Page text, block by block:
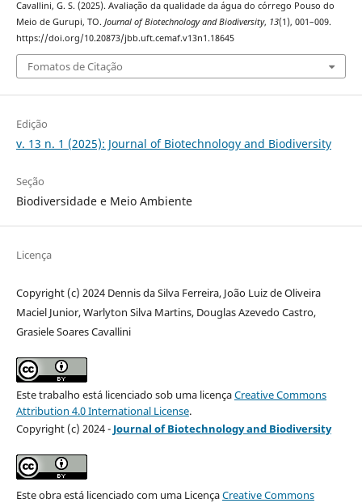
Cavallini, G. S. (2025). Avaliação da qualidade da água do córrego Pouso do
Meio de Gurupi, TO. Journal of Biotechnology and Biodiversity, 13(1), 001–009.
https://doi.org/10.20873/jbb.uft.cemaf.v13n1.18645
Fomatos de Citação
Edição
v. 13 n. 1 (2025): Journal of Biotechnology and Biodiversity
Seção
Biodiversidade e Meio Ambiente
Licença
Copyright (c) 2024 Dennis da Silva Ferreira, João Luiz de Oliveira
Maciel Junior, Warlyton Silva Martins, Douglas Azevedo Castro,
Grasiele Soares Cavallini
Este trabalho está licenciado sob uma licençaCreative Commons
Attribution 4.0 International License.
Copyright (c) 2024 - Journal of Biotechnology and Biodiversity
Este obra está licenciado com uma LicençaCreative Commons